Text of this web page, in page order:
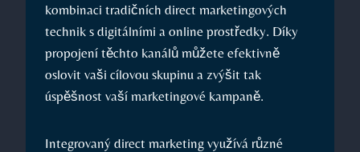
kombinaci tradičních direct marketingových
technik s ​digitálními⁢ a online prostředky. Díky
propojení těchto kanálů můžete efektivně
oslovit ‍vaši cílovou skupinu a zvýšit tak
⁤úspěšnost vaší marketingové kampaně.
Integrovaný direct marketing ⁣využívá různé